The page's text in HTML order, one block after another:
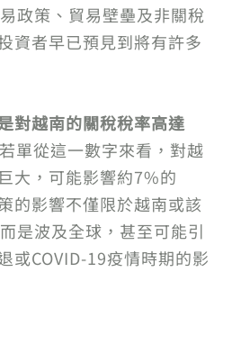
政策、貿易壁壘及非關稅
資者早已預見到將有許多
對越南的關稅稅率高達
單從這一數字來看，對越
大，可能影響約7%的
的影響不僅限於越南或該
是波及全球，甚至可能引
或COVID-19疫情時期的影